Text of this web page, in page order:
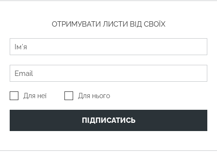
ОТРИМУВАТИ ЛИСТИ ВІД СВОЇХ
Для неї Для нього
ПІДПИСАТИСЬ